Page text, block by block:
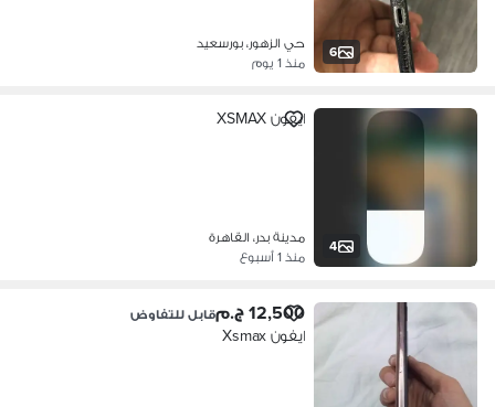
6
حي الزهور، بورسعيد
منذ 1 يوم
4
ايفون XSMAX
مدينة بدر، القاهرة
منذ 1 أسبوع
12,500 ج.م قابل للتفاوض
ايفون Xsmax